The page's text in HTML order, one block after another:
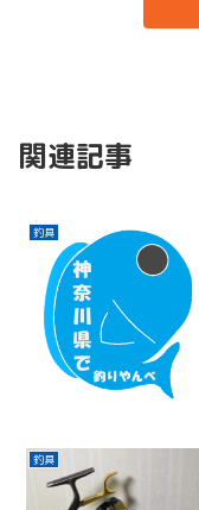
関連記事
釣具
釣具